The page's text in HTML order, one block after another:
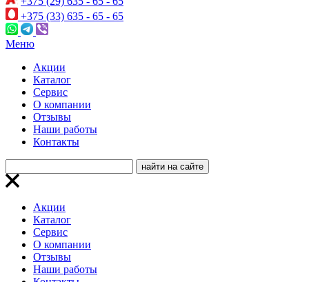
+375 (33) 635 - 65 - 65
Меню
Акции
Каталог
Сервис
О компании
Отзывы
Наши работы
Контакты
Акции
Каталог
Сервис
О компании
Отзывы
Наши работы